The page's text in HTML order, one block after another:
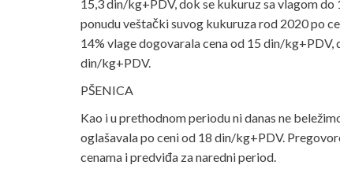
15,3 din/kg+PDV, dok se kukuruz sa vlagom
ponudu veštački suvog kukuruza rod 2020 po
14% vlage dogovarala cena od 15 din/kg+PDV,
din/kg+PDV.
PŠENICA
Kao i u prethodnom periodu ni danas ne
oglašavala po ceni od 18 din/kg+PDV.
cenama i predviđa za naredni period.